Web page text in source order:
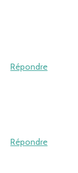
Répondre
Répondre